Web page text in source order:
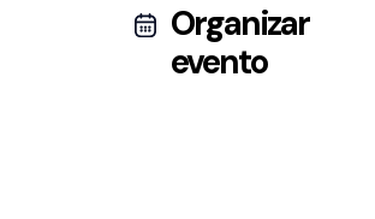
Organizar
evento